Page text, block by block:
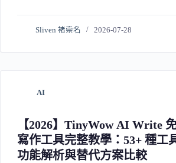
Sliven 褚崇名 2026-07-28
AI
【2026】TinyWow AI Write
寫作工具完整教學：53+ 種工
功能解析與替代方案比較